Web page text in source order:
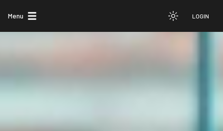
MenuMenu Toggle theme
LOGIN